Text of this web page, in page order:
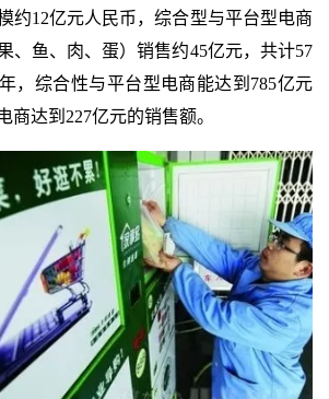
约12亿元人民币，综合型与平台型电商
、鱼、肉、蛋）销售约45亿元，共计57
，综合性与平台型电商能达到 785亿元
商达到 227亿元的销售额。